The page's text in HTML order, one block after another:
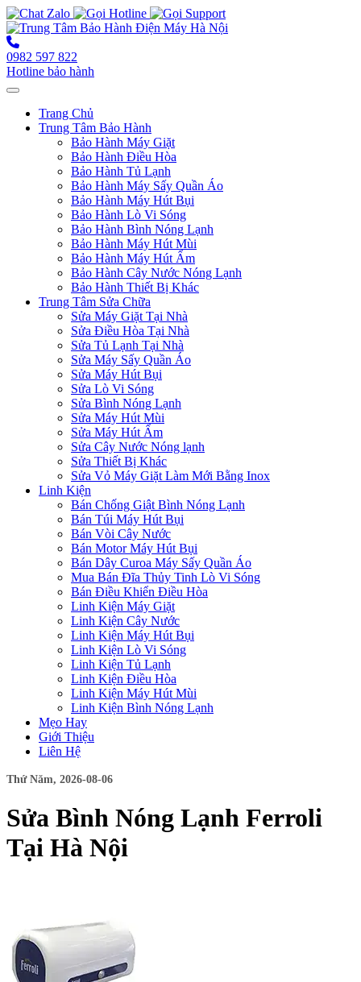
0982 597 822
Hotline bảo hành
Toggle navigation
Trang Chủ
Trung Tâm Bảo Hành
Bảo Hành Máy Giặt
Bảo Hành Điều Hòa
Bảo Hành Tủ Lạnh
Bảo Hành Máy Sấy Quần Áo
Bảo Hành Máy Hút Bụi
Bảo Hành Lò Vi Sóng
Bảo Hành Bình Nóng Lạnh
Bảo Hành Máy Hút Mùi
Bảo Hành Máy Hút Ẩm
Bảo Hành Cây Nước Nóng Lạnh
Bảo Hành Thiết Bị Khác
Trung Tâm Sửa Chữa
Sửa Máy Giặt Tại Nhà
Sửa Điều Hòa Tại Nhà
Sửa Tủ Lạnh Tại Nhà
Sửa Máy Sấy Quần Áo
Sửa Máy Hút Bụi
Sửa Lò Vi Sóng
Sửa Bình Nóng Lạnh
Sửa Máy Hút Mùi
Sửa Máy Hút Ẩm
Sửa Cây Nước Nóng lạnh
Sửa Thiết Bị Khác
Sửa Vỏ Máy Giặt Làm Mới Bằng Inox
Linh Kiện
Bán Chống Giật Bình Nóng Lạnh
Bán Túi Máy Hút Bụi
Bán Vòi Cây Nước
Bán Motor Máy Hút Bụi
Bán Dây Curoa Máy Sấy Quần Áo
Mua Bán Đĩa Thủy Tinh Lò Vi Sóng
Bán Điều Khiển Điều Hòa
Linh Kiện Máy Giặt
Linh Kiện Cây Nước
Linh Kiện Máy Hút Bụi
Linh Kiện Lò Vi Sóng
Linh Kiện Tủ Lạnh
Linh Kiện Điều Hòa
Linh Kiện Máy Hút Mùi
Linh Kiện Bình Nóng Lạnh
Mẹo Hay
Giới Thiệu
Liên Hệ
Thứ Năm, 2026-08-06
Sửa Bình Nóng Lạnh Ferroli
Tại Hà Nội